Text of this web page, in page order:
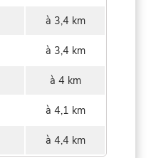
à 3,4 km
à 3,4 km
à 4 km
à 4,1 km
à 4,4 km